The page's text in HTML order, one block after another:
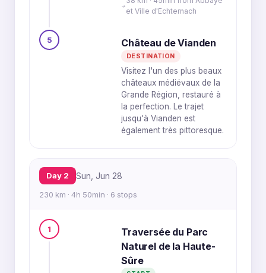
et Ville d'Echternach
5 Château de Vianden
DESTINATION
Visitez l'un des plus beaux
châteaux médiévaux de la
Grande Région, restauré à
la perfection. Le trajet
jusqu'à Vianden est
également très pittoresque.
Day 2 Sun, Jun 28
230 km · 4h 50min · 6 stops
1
Traversée du Parc
Naturel de la Haute-
Sûre